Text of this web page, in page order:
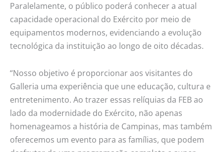
Paralelamente, o público poderá conhecer a atual
capacidade operacional do Exército por meio de
equipamentos modernos, evidenciando a evolução
tecnológica da instituição ao longo de oito décadas.
“Nosso objetivo é proporcionar aos visitantes do
Galleria uma experiência que une educação, cultura e
entretenimento. Ao trazer essas relíquias da FEB ao
lado da modernidade do Exército, não apenas
homenageamos a história de Campinas, mas também
oferecemos um evento para as famílias, que podem